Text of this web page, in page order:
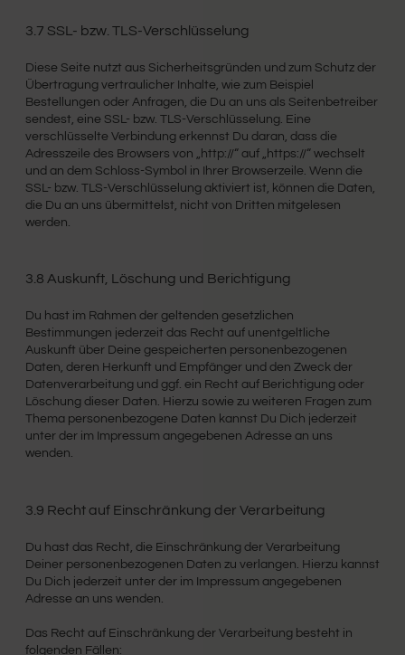
3.7 SSL- bzw. TLS-Verschlüsselung
Diese Seite nutzt aus Sicherheitsgründen und zum Schutz der
Übertragung vertraulicher Inhalte, wie zum Beispiel
Bestellungen oder Anfragen, die Du an uns als Seitenbetreiber
sendest, eine SSL- bzw. TLS-Verschlüsselung. Eine
verschlüsselte Verbindung erkennst Du daran, dass die
Adresszeile des Browsers von „http://“ auf „https://“ wechselt
und an dem Schloss-Symbol in Ihrer Browserzeile. Wenn die
SSL- bzw. TLS-Verschlüsselung aktiviert ist, können die Daten,
die Du an uns übermittelst, nicht von Dritten mitgelesen
werden.
3.8 Auskunft, Löschung und Berichtigung
Du hast im Rahmen der geltenden gesetzlichen
Bestimmungen jederzeit das Recht auf unentgeltliche
Auskunft über Deine gespeicherten personenbezogenen
Daten, deren Herkunft und Empfänger und den Zweck der
Datenverarbeitung und ggf. ein Recht auf Berichtigung oder
Löschung dieser Daten. Hierzu sowie zu weiteren Fragen zum
Thema personenbezogene Daten kannst Du Dich jederzeit
unter der im Impressum angegebenen Adresse an uns
wenden.
3.9 Recht auf Einschränkung der Verarbeitung
Du hast das Recht, die Einschränkung der Verarbeitung
Deiner personenbezogenen Daten zu verlangen. Hierzu kannst
Du Dich jederzeit unter der im Impressum angegebenen
Adresse an uns wenden.
Das Recht auf Einschränkung der Verarbeitung besteht in
folgenden Fällen: